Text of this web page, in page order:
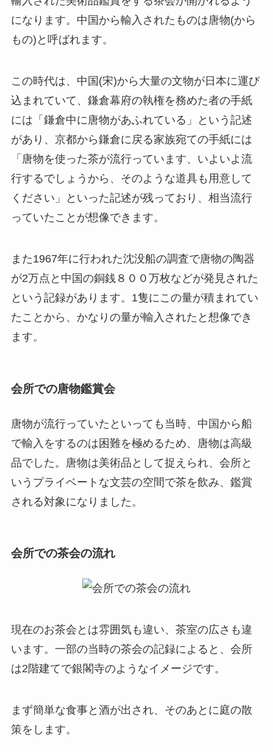
になります。中国から輸入されたものは唐物(から
もの)と呼ばれます。
この時代は、中国(宋)から大量の文物が日本に運び
込まれていて、鎌倉幕府の執権を務めた者の手紙
には「鎌倉中に唐物があふれている」という記述
があり、京都から鎌倉に戻る家族宛ての手紙には
「唐物を使った茶が流行っています、いよいよ流
行するでしょうから、そのような道具も用意して
ください」といった記述が残っており、相当流行
っていたことが想像できます。
また1967年に行われた沈没船の調査で唐物の陶器
が2万点と中国の銅銭８００万枚などが発見された
という記録があります。1隻にこの量が積まれてい
たことから、かなりの量が輸入されたと想像でき
ます。
会所での唐物鑑賞会
唐物が流行っていたといっても当時、中国から船
で輸入をするのは困難を極めるため、唐物は高級
品でした。唐物は美術品として捉えられ、会所と
いうプライベートな文芸の空間で茶を飲み、鑑賞
される対象になりました。
会所での茶会の流れ
現在のお茶会とは雰囲気も違い、茶室の広さも違
います。一部の当時の茶会の記録によると、会所
は2階建てで銀閣寺のようなイメージです。
まず簡単な食事と酒が出され、そのあとに庭の散
策をします。